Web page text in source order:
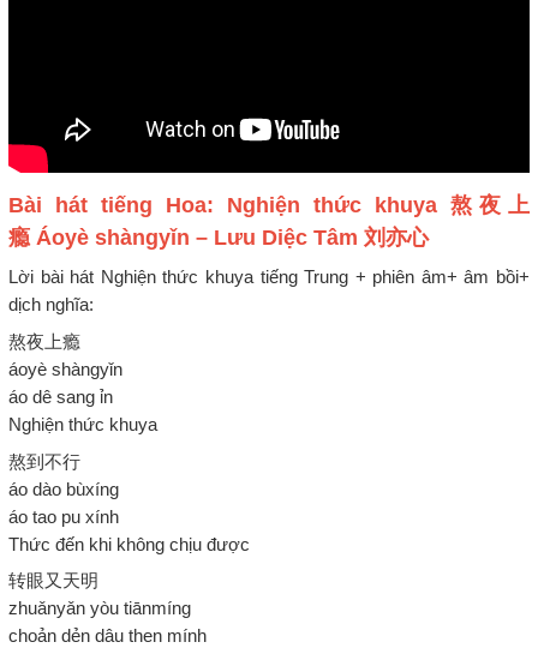
Bài hát tiếng Hoa: Nghiện thức khuya 熬夜上
瘾 Áoyè shàngyǐn – Lưu Diệc Tâm 刘亦心
Lời bài hát Nghiện thức khuya tiếng Trung + phiên âm+ âm bồi+
dịch nghĩa:
熬夜上瘾
áoyè shàngyǐn
áo dê sang ỉn
Nghiện thức khuya
熬到不行
áo dào bùxíng
áo tao pu xính
Thức đến khi không chịu được
转眼又天明
zhuǎnyǎn yòu tiānmíng
choản dẻn dâu then mính